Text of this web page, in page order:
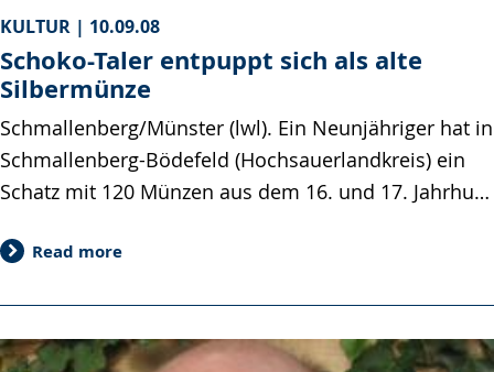
KULTUR | 10.09.08
Schoko-Taler entpuppt sich als alte
Silbermünze
Schmallenberg/Münster (lwl). Ein Neunjähriger hat in
Schmallenberg-Bödefeld (Hochsauerlandkreis) ein
Schatz mit 120 Münzen aus dem 16. und 17. Jahrhu…
Read more